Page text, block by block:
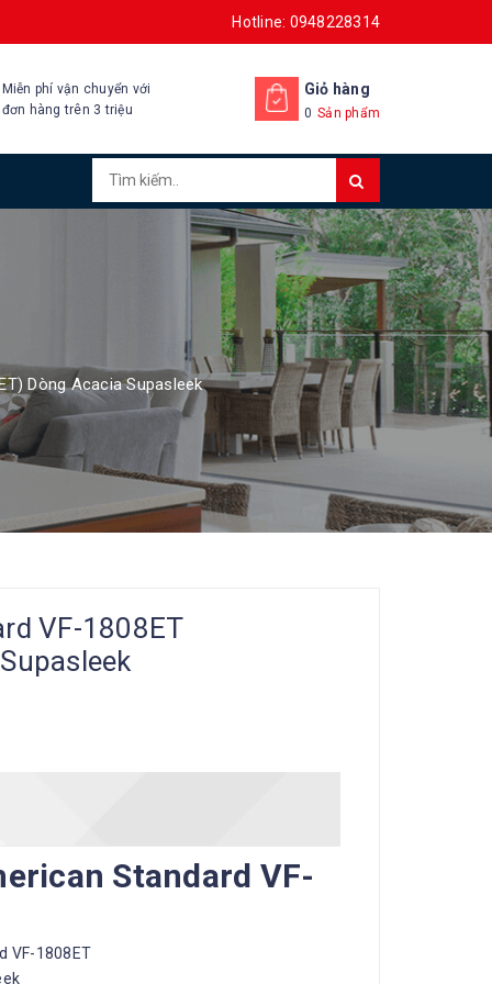
Hotline: 0948228314
Miễn phí vận chuyển với
đơn hàng trên 3 triệu
Giỏ hàng
0 Sản phẩm
Dòng Acacia Supasleek
VF-1808ET
Standard VF-
VF-1808ET